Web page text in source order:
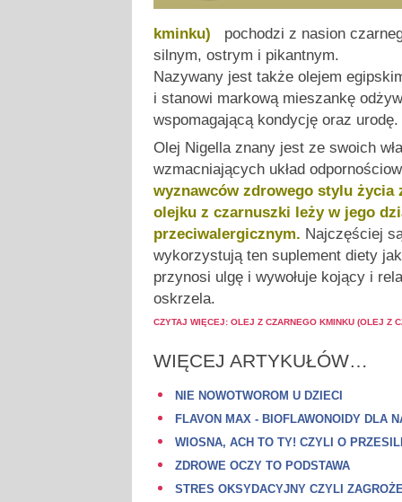
kminku)
pochodzi z nasion
silnym, ostrym i pikantnym.
Nazywany jest także olejem
i stanowi markową mieszankę
wspomagającą kondycję oraz urodę.
Olej Nigella znany jest ze swoich
wzmacniających układ
wyznawców zdrowego stylu życia
olejku z czarnuszki leży w jego
przeciwalergicznym. Najczęściej
wykorzystują ten suplement diety
przynosi ulgę i wywołuje kojący i
oskrzela.
CZYTAJ WIĘCEJ: OLEJ Z CZARNEGO KMINKU (OLEJ Z
WIĘCEJ ARTYKUŁÓW…
NIE NOWOTWOROM U DZIECI
FLAVON MAX - BIOFLAWONOIDY DLA
WIOSNA, ACH TO TY! CZYLI O
ZDROWE OCZY TO PODSTAWA
STRES OKSYDACYJNY CZYLI